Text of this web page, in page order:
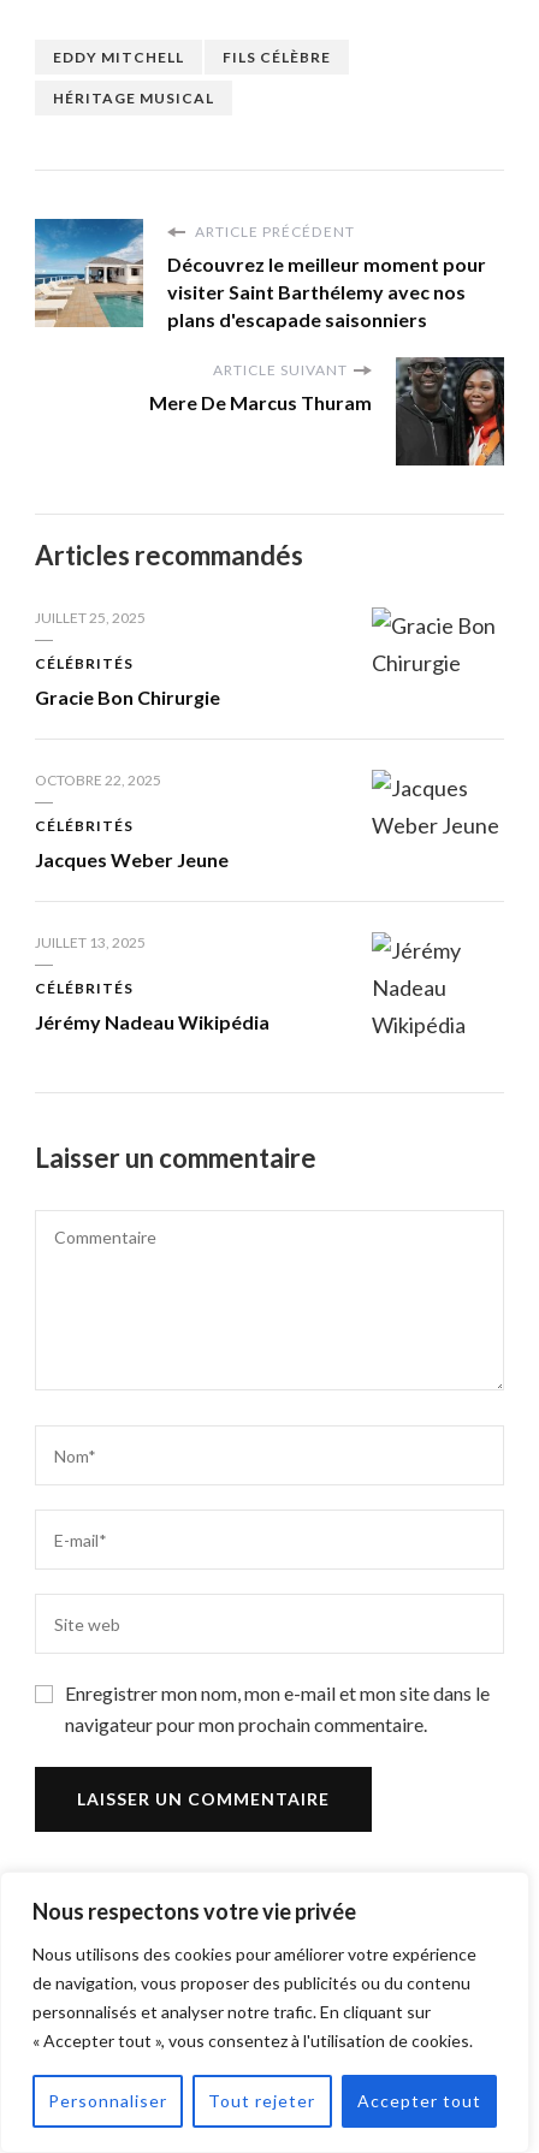
Nous respectons votre vie privée
Nous utilisons des cookies pour améliorer votre expérience
de navigation, vous proposer des publicités ou du contenu
personnalisés et analyser notre trafic. En cliquant sur
« Accepter tout », vous consentez à l'utilisation de cookies.
Personnaliser Tout rejeter Accepter tout
EDDY MITCHELL FILS CÉLÈBRE
HÉRITAGE MUSICAL
ARTICLE PRÉCÉDENT
Découvrez le meilleur moment pour
visiter Saint Barthélemy avec nos
plans d'escapade saisonniers
ARTICLE SUIVANT
Mere De Marcus Thuram
Articles recommandés
JUILLET 25, 2025
CÉLÉBRITÉS
Gracie Bon Chirurgie
OCTOBRE 22, 2025
CÉLÉBRITÉS
Jacques Weber Jeune
JUILLET 13, 2025
CÉLÉBRITÉS
Jérémy Nadeau Wikipédia
Laisser un commentaire
Enregistrer mon nom, mon e-mail et mon site dans le
navigateur pour mon prochain commentaire.
Rechercher
Derniers Articles